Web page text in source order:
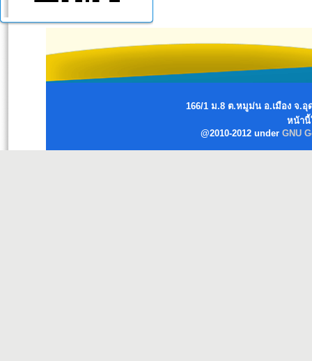
166/1 ม.8 ต.หมูม่น อ.เมือง จ.อุ
หน้านี้
@2010-2012 under GNU